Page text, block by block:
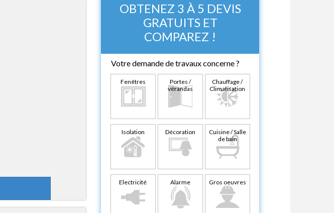
OBTENEZ 3 À 5 DEVIS
GRATUITS ET
COMPAREZ !
Votre demande de travaux concerne ?
Fenêtres
Portes /
vérandas
Chauffage /
Climatisation
Isolation Décoration
Cuisine / Salle
de bain
Electricité Alarme Gros oeuvres